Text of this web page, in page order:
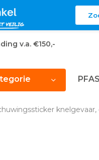
v.a. €150,-
knelgevaar,